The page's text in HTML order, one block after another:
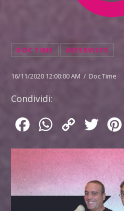
DOC TIME INTERVISTE
16/11/2020 12:00:00 AM / Doc Time
Condividi:
FacebookWhatsApp
Copy
Twitter